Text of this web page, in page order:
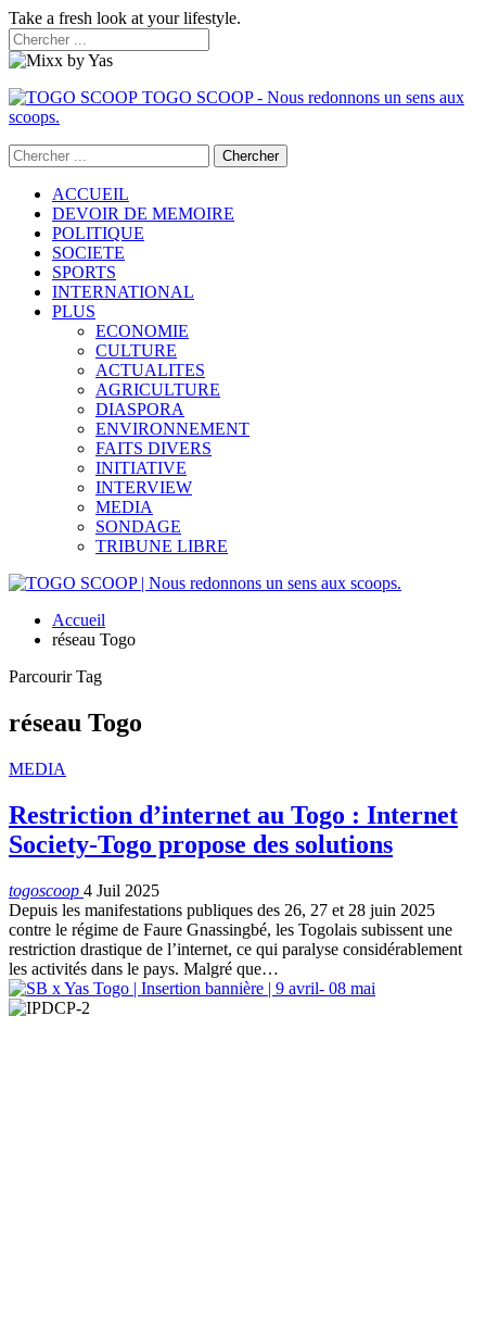
Take a fresh look at your lifestyle.
TOGO SCOOP - Nous redonnons un sens aux
scoops.
ACCUEIL
DEVOIR DE MEMOIRE
POLITIQUE
SOCIETE
SPORTS
INTERNATIONAL
PLUS
ECONOMIE
CULTURE
ACTUALITES
AGRICULTURE
DIASPORA
ENVIRONNEMENT
FAITS DIVERS
INITIATIVE
INTERVIEW
MEDIA
SONDAGE
TRIBUNE LIBRE
Accueil
réseau Togo
Parcourir Tag
réseau Togo
MEDIA
Restriction d’internet au Togo : Internet
Society-Togo propose des solutions
togoscoop 4 Juil 2025
Depuis les manifestations publiques des 26, 27 et 28 juin 2025
contre le régime de Faure Gnassingbé, les Togolais subissent une
restriction drastique de l’internet, ce qui paralyse considérablement
les activités dans le pays. Malgré que…